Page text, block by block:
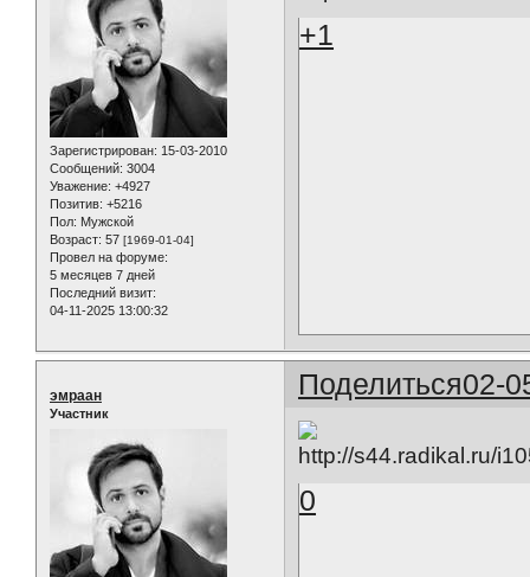
Зарегистрирован: 15-03-2010
Сообщений: 3004
Уважение: +4927
Позитив: +5216
Пол: Мужской
Возраст: 57 [1969-01-04]
Провел на форуме:
5 месяцев 7 дней
Последний визит:
04-11-2025 13:00:32
+1
Поделиться02-
эмраан
Участник
0